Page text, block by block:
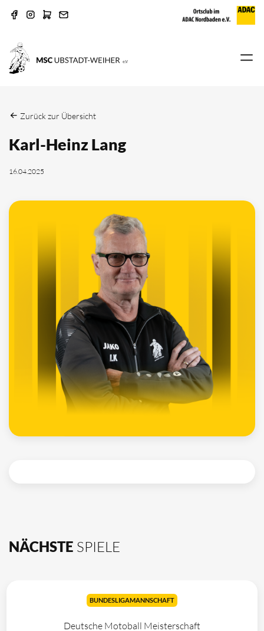
Zurück zur Übersicht
Karl-Heinz Lang
16.04.2025
NÄCHSTE SPIELE
BUNDESLIGAMANNSCHAFT
Deutsche Motoball Meisterschaft